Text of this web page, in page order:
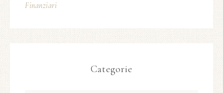
Finanziari
Categorie